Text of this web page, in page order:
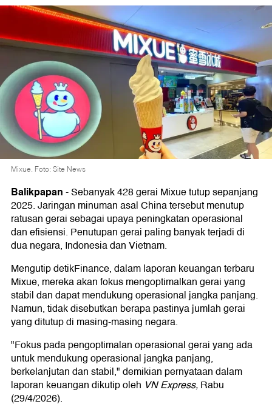
Mixue. Foto: Site News
Balikpapan-Sebanyak 428 gerai Mixue tutup sepanjang
2025. Jaringan minuman asal China tersebut menutup
ratusan gerai sebagai upaya peningkatan operasional
dan efisiensi. Penutupan gerai paling banyak terjadi di
dua negara, Indonesia dan Vietnam.
Mengutip detikFinance, dalam laporan keuangan terbaru
Mixue, mereka akan fokus mengoptimalkan gerai yang
stabil dan dapat mendukung operasional jangka panjang.
Namun, tidak disebutkan berapa pastinya jumlah gerai
yang ditutup di masing-masing negara.
"Fokus pada pengoptimalan operasional gerai yang ada
untuk mendukung operasional jangka panjang,
berkelanjutan dan stabil," demikian pernyataan dalam
laporan keuangan dikutip oleh VN Express,Rabu
(29/4/2026).